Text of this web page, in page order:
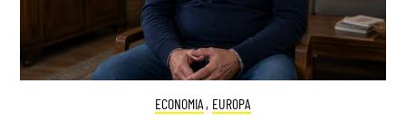
ECONOMIA , EUROPA